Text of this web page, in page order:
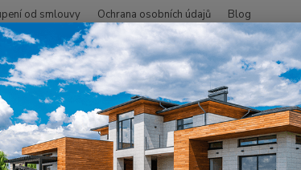
od smlouvy Ochrana osobních údajů Blog
Hledat
- přírodní oleje Na dřevo uvnitř Nábytek, stěna, strop